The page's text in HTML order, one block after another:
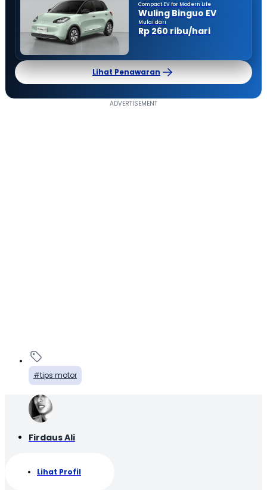
Compact EV for Modern Life
Wuling Binguo EV
Mulai dari
Rp 260 ribu/hari
Lihat Penawaran
tips motor
Firdaus Ali
Lihat Profil